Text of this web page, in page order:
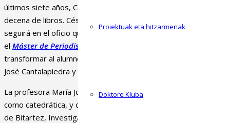
Proiektuak eta hitzarmenak
Doktore Kluba
últimos siete años, Coca ha sido maestro de varias generaciones
decena de libros. César Coca deja la docencia universitaria tras su
seguirá en el oficio que ejerce desde hace más de cuatro
el Máster de Periodismo Multimedia El
, cuyo
transformar al alumno en un profesional del Periodismo y la
José Cantalapiedra y la periodista de
La profesora María José Cantalapiedra e
s doctora en Ciencias de
como catedrática, y cuenta con tres sexenios de investigación y
de Bitartez, Investigadora Principal en doce proyectos
de